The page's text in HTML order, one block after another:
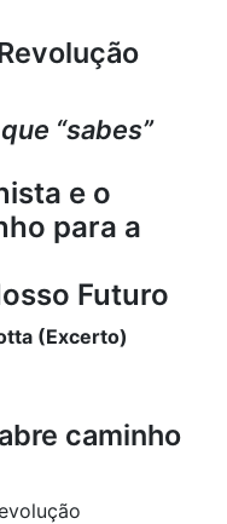
“sabes”
e o
para a
Futuro
(Excerto)
caminho